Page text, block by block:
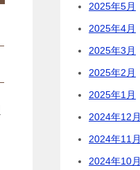
2025年5月
2025年4月
2025年3月
2025年2月
2025年1月
2024年12月
2024年11月
2024年10月